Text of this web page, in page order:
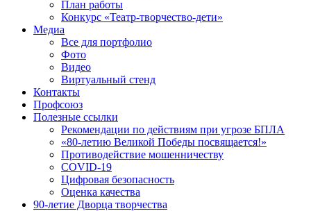
План работы
Конкурс «Театр-творчество-дети»
Медиа
Все для портфолио
Фото
Видео
Виртуальный стенд
Контакты
Профсоюз
Полезные ссылки
Рекомендации по действиям при угрозе БПЛА
«80-летию Великой Победы посвящается!»
Противодействие мошенничеству
COVID-19
Цифровая безопасность
Оценка качества
90-летие Дворца творчества